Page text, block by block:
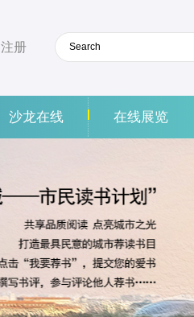
注册
沙龙在线 在线展览